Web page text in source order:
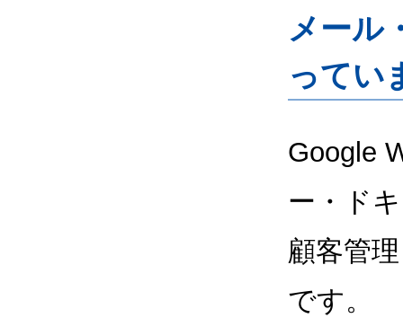
メール
ってい
Google
ー・ド
顧客管
です。